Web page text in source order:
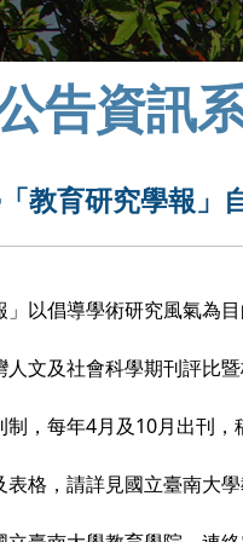
告資訊
教育研究學報」
以倡導學術研究風氣為
文及社會科學期刊評比
，每年4月及10月出刊，
表格，請詳見國立臺南大